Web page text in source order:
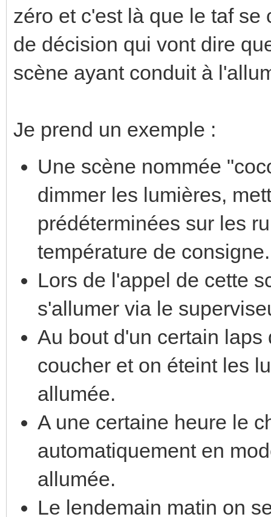
zéro et c'est là que le taf
de décision qui vont dire
scène ayant conduit à
Je prend un exemple :
Une scène nommée
dimmer les lumières,
prédéterminées sur les
température de consigne.
Lors de l'appel de cette
s'allumer via le
Au bout d'un certain
coucher et on éteint les
allumée.
A une certaine heure le
automatiquement en
allumée.
Le lendemain matin on